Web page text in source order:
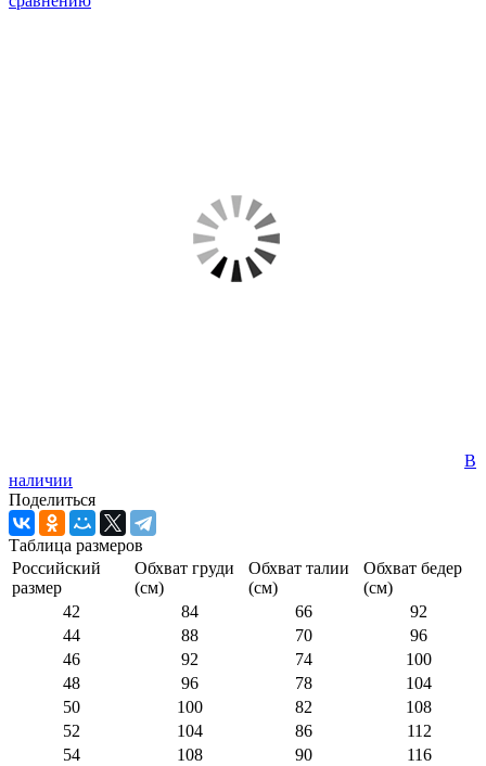
В
наличии
Поделиться
Таблица размеров
Российский
размер
Обхват груди
(см)
Обхват талии
(см)
Обхват бедер
(см)
42
84 66
92
44
88 70
96
46
92 74
100
48
96 78
104
50
100 82
108
52
104 86
112
54
108 90
116